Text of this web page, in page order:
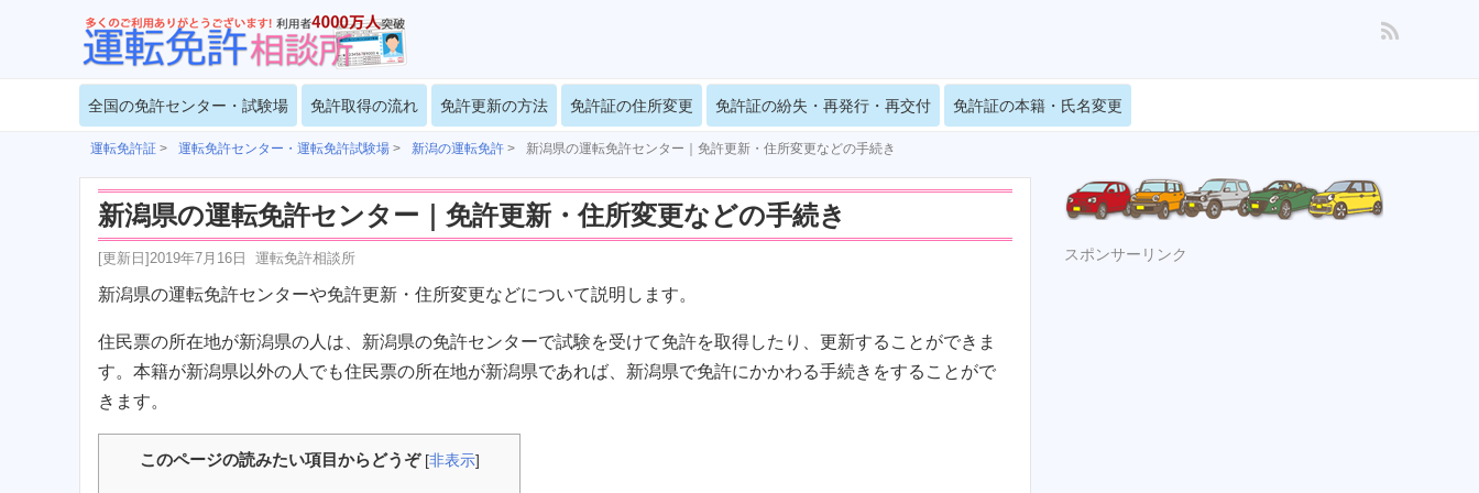
全国の免許センター・試験場 免許取得の流れ 免許更新の方法 免許証の住所変更 免許証の紛失・再発行・再交付 免許証の本籍・氏名変更
運転免許証 > 運転免許センター・運転免許試験場 > 新潟の運転免許 > 新潟県の運転免許センター｜免許更新・住所変更などの手続き
新潟県の運転免許センター｜免許更新・住所変更などの手続き
[更新日]2019年7月16日 運転免許相談所
新潟県の運転免許センターや免許更新・住所変更などについて説明します。
住民票の所在地が新潟県の人は、新潟県の免許センターで試験を受けて免許を取得したり、更新することができま
す。本籍が新潟県以外の人でも住民票の所在地が新潟県であれば、新潟県で免許にかかわる手続きをすることがで
きます。
このページの読みたい項目からどうぞ [非表示]
スポンサーリンク